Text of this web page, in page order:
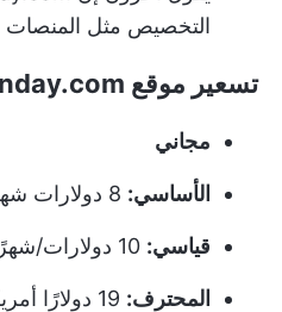
التخصيص مثل المنصات
تسعير موقع Monday.com:
مجاني
الأساسي:
قياسي:
المحترف:
19 دولارًا